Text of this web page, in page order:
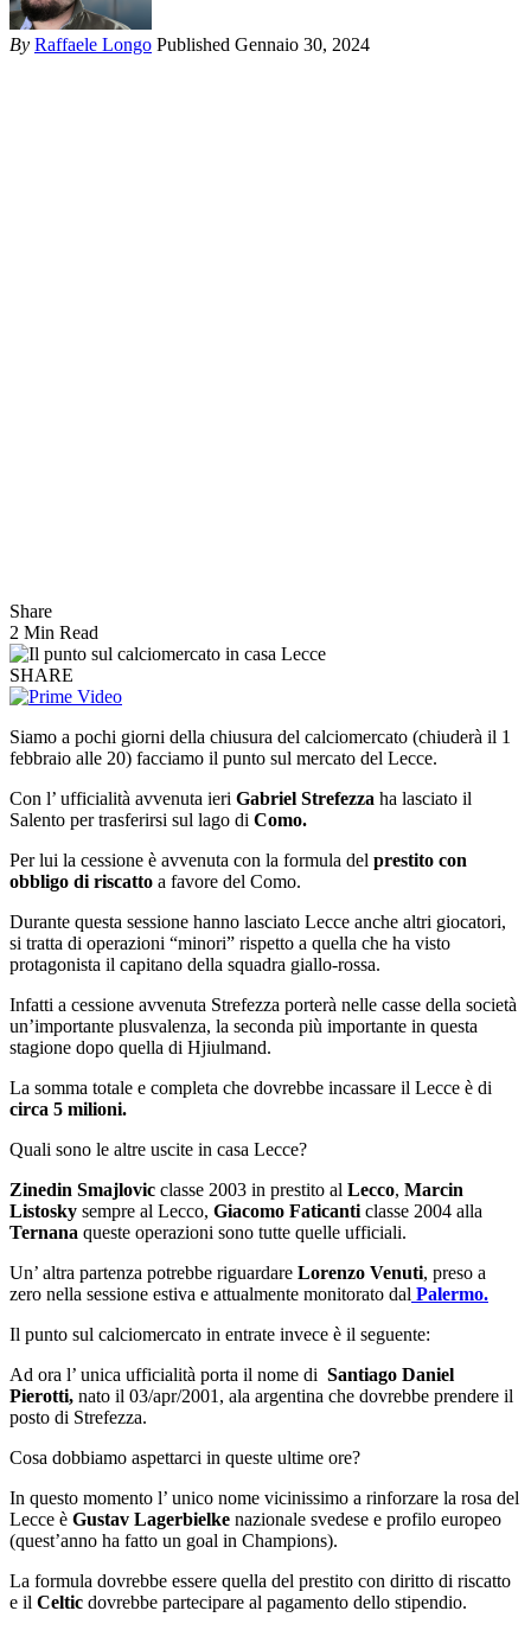
By Raffaele Longo Published Gennaio 30, 2024
Share
2 Min Read
SHARE
Siamo a pochi giorni della chiusura del calciomercato (chiuderà il 1
febbraio alle 20) facciamo il punto sul mercato del Lecce.
Con l’ ufficialità avvenuta ieri Gabriel Strefezza ha lasciato il
Salento per trasferirsi sul lago di Como.
Per lui la cessione è avvenuta con la formula del prestito con
obbligo di riscatto a favore del Como.
Durante questa sessione hanno lasciato Lecce anche altri giocatori,
si tratta di operazioni “minori” rispetto a quella che ha visto
protagonista il capitano della squadra giallo-rossa.
Infatti a cessione avvenuta Strefezza porterà nelle casse della società
un’importante plusvalenza, la seconda più importante in questa
stagione dopo quella di Hjiulmand.
La somma totale e completa che dovrebbe incassare il Lecce è di
circa 5 milioni.
Quali sono le altre uscite in casa Lecce?
Zinedin Smajlovic classe 2003 in prestito al Lecco, Marcin
Listosky sempre al Lecco, Giacomo Faticanti classe 2004 alla
Ternana queste operazioni sono tutte quelle ufficiali.
Un’ altra partenza potrebbe riguardare Lorenzo Venuti, preso a
zero nella sessione estiva e attualmente monitorato dal Palermo.
Il punto sul calciomercato in entrate invece è il seguente:
Ad ora l’ unica ufficialità porta il nome di Santiago Daniel
Pierotti, nato il 03/apr/2001, ala argentina che dovrebbe prendere il
posto di Strefezza.
Cosa dobbiamo aspettarci in queste ultime ore?
In questo momento l’ unico nome vicinissimo a rinforzare la rosa del
Lecce è Gustav Lagerbielke nazionale svedese e profilo europeo
(quest’anno ha fatto un goal in Champions).
La formula dovrebbe essere quella del prestito con diritto di riscatto
e il Celtic dovrebbe partecipare al pagamento dello stipendio.